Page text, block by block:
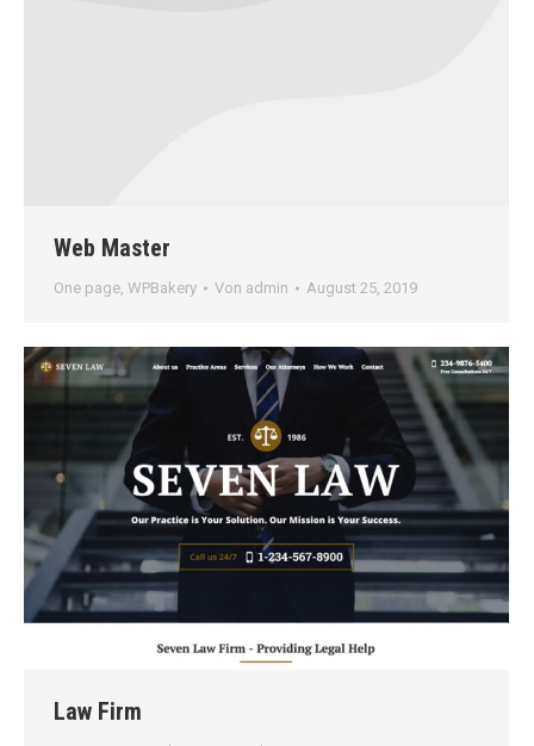
Web Master
One page WPBakery Von admin August 25, 2019
Law Firm